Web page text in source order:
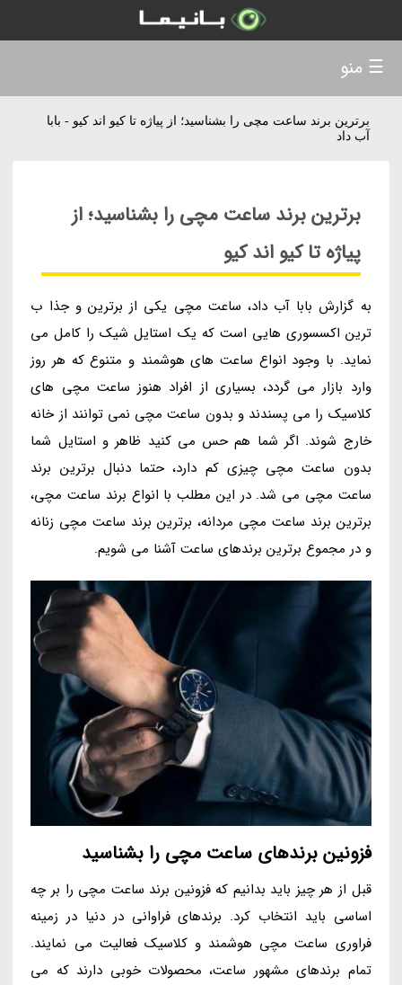
برترین برند ساعت مچی را بشناسید؛ از پیاژه تا کیو اند کیو - بابا
آب داد
برترین برند ساعت مچی را بشناسید؛ از
پیاژه تا کیو اند کیو
به گزارش بابا آب داد، ساعت مچی یکی از برترین و جذا ب
ترین اکسسوری هایی است که یک استایل شیک را کامل می
نماید. با وجود انواع ساعت های هوشمند و متنوع که هر روز
وارد بازار می گردد، بسیاری از افراد هنوز ساعت مچی های
کلاسیک را می پسندند و بدون ساعت مچی نمی توانند از خانه
خارج شوند. اگر شما هم حس می کنید ظاهر و استایل شما
بدون ساعت مچی چیزی کم دارد، حتما دنبال برترین برند
ساعت مچی می شد. در این مطلب با انواع برند ساعت مچی،
برترین برند ساعت مچی مردانه، برترین برند ساعت مچی زنانه
و در مجموع برترین برندهای ساعت آشنا می شویم.
فزونین برندهای ساعت مچی را بشناسید
قبل از هر چیز باید بدانیم که فزونین برند ساعت مچی را بر چه
اساسی باید انتخاب کرد. برندهای فراوانی در دنیا در زمینه
فراوری ساعت مچی هوشمند و کلاسیک فعالیت می نمایند.
تمام برندهای مشهور ساعت، محصولات خوبی دارند که می
☰ منو